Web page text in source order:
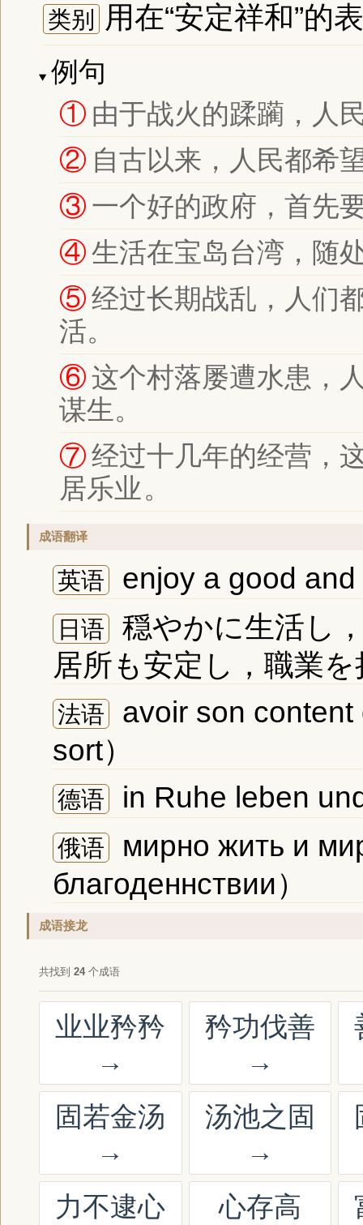
类别 用在“安定祥和”的
例句
① 由于战火的蹂躏，人
② 自古以来，人民都希
③ 一个好的政府，首先
④生活在宝岛台湾，随
⑤经过长期战乱，人们
活。
⑥这个村落屡遭水患，
谋生。
⑦经过十几年的经营，
居乐业。
成语翻译
英语 enjoy a good
日语
穏やかに生活し
居所も安定し，職業
法语
avoir son
sort）
德语 in Ruhe leben
俄语
мирно жить и
благоденнствии）
成语接龙
共找到 24个成语
业业矜矜
→
矜功伐善
→
固若金汤
→
汤池之固
→
力不逮心
心存高